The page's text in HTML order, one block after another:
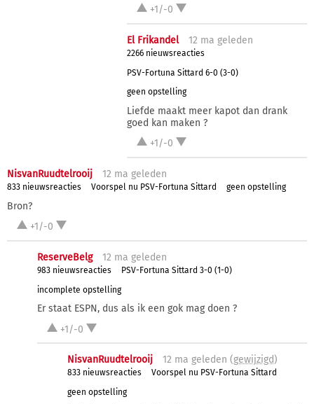
+1/-0
El Frikandel 12 ma geleden
2266 nieuwsreacties
PSV-Fortuna Sittard 6-0 (3-0)
geen opstelling
Liefde maakt meer kapot dan drank
goed kan maken ?
+1/-0
NisvanRuudtelrooij 12 ma geleden
833 nieuwsreacties Voorspel nu PSV-Fortuna Sittard geen opstelling
Bron?
+1/-0
ReserveBelg 12 ma geleden
983 nieuwsreacties
PSV-Fortuna Sittard 3-0 (1-0)
incomplete opstelling
Er staat ESPN, dus als ik een gok mag doen ?
+1/-0
NisvanRuudtelrooij 12 ma geleden (gewijzigd)
833 nieuwsreacties
Voorspel nu PSV-Fortuna Sittard
geen opstelling